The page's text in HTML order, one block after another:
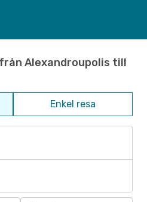
Alexandroupolis till
Enkel resa